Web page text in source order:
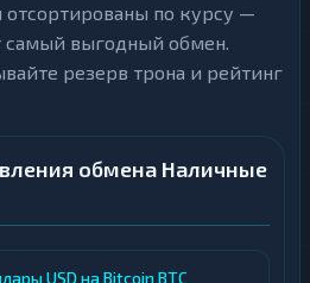
по курсу —
самый выгодный обмен.
резерв трона и рейтинг
обмена Наличные
USD на Bitcoin BTC